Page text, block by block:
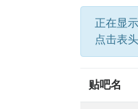
正在显
点击表
贴吧名